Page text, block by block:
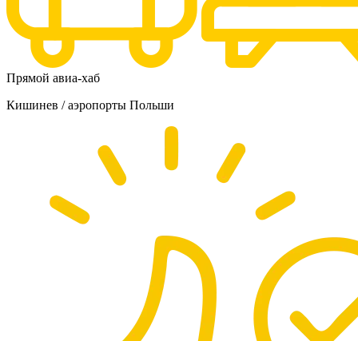
Прямой авиа-хаб
Кишинев / аэропорты Польши